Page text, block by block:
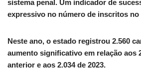
sistema penal. Um indicador de
expressivo no número de inscritos no
Neste ano, o estado registrou 2.560
aumento significativo em relação aos
anterior e aos 2.034 de 2023.